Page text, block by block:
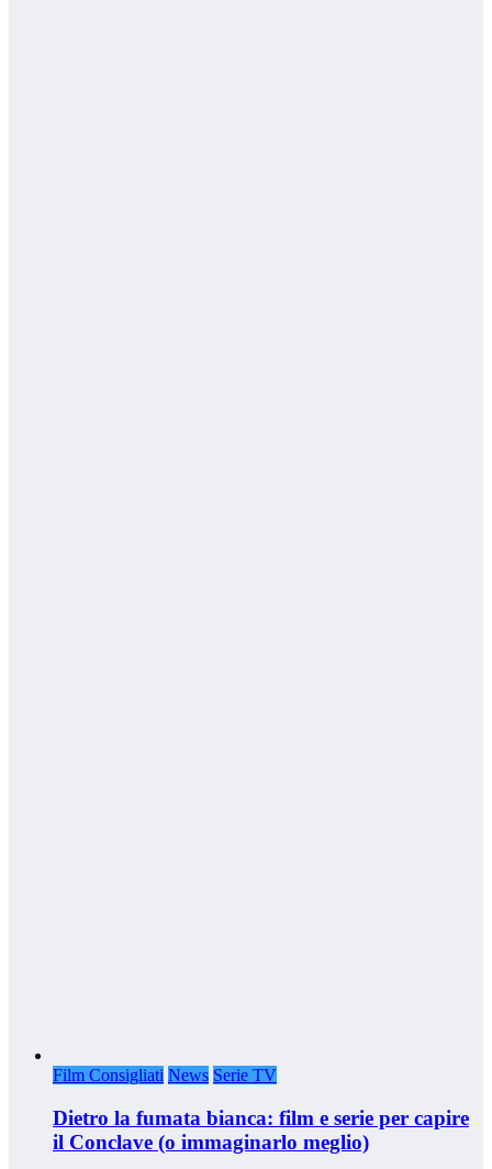
Film Consigliati News Serie TV
Dietro la fumata bianca: film e serie per capire
il Conclave (o immaginarlo meglio)